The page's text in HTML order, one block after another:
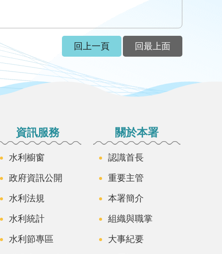
回上一頁 回最上面
資訊服務
水利櫥窗
政府資訊公開
水利法規
水利統計
水利節專區
關於本署
認識首長
重要主管
本署簡介
組織與職掌
大事紀要